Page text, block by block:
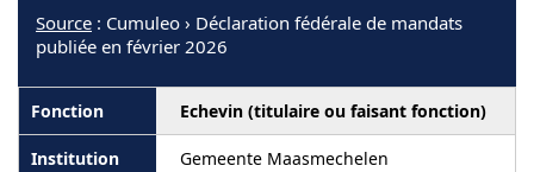
Source : Cumuleo › Déclaration fédérale de mandats
publiée en février 2026
Echevin (titulaire ou faisant fonction)
Gemeente Maasmechelen